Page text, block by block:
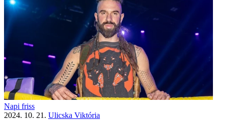
Napi friss
2024. 10. 21. Ulicska Viktória